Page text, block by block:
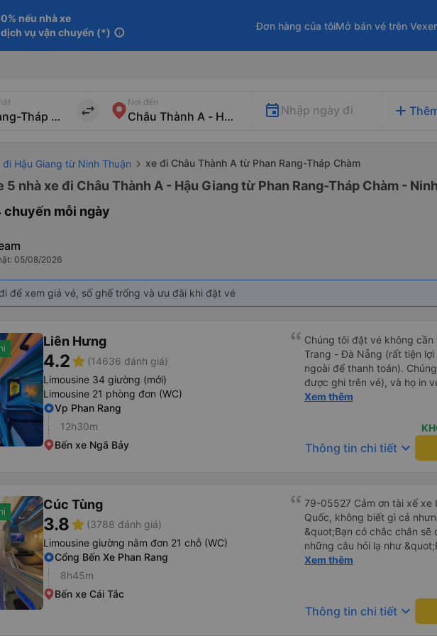
nếu nhà xe
vụ vận chuyển (*) info
Đơn hàng của tôiMở bán vé trên
import_export
Nơi đến
Nhập ngày đi add
đi Hậu Giang từ Ninh Thuận xe đi Châu Thành A từ Phan Rang-Tháp Chàm
5 nhà xe đi Châu Thành A - Hậu Giang từ Phan Rang-Tháp Chàm -
chuyến mỗi ngày
05/08/2026
để xem giá vé, số ghế trống và ưu đãi khi đặt vé
Liên Hưng
4.2star (14636 đánh giá)
Limousine 34 giường (mới)
Limousine 21 phòng đơn (WC)
Vp Phan Rang
12h30m
Bến xe Ngã Bảy
Chúng tôi đặt vé không
Trang - Đà Nẵng (rất tiện
ngoài để thanh toán).
được ghi trên vé), và họ in
tôi cũng quyết định mua vé
buýt nhỏ đến điểm hẹn,
Tôi khuyên bạn nên mang
mỏng, vì thỉnh thoảng trời
từ Đà Nẵng (bến xe Đà
loại xe buýt khác với ba
nhưng vẫn khá thoải mái và
đi 8-10 tiếng ngồi một chỗ.
Trang và sau đó được đưa
cũng vận chuyển hàng hóa
Xem thêm
Thông tin chi tiết keyboard_arrow_down
Cúc Tùng
3.8star (3788 đánh giá)
Limousine giường nằm đơn 21 chỗ (WC)
Cổng Bến Xe Phan Rang
8h45m
Bến xe Cái Tắc
79-05527 Cảm ơn tài xế xe
Quốc, không biết gì cả
&quot;Bạn có chắc chắn sẽ
những câu hỏi lạ như
sạn của chúng tôi
và thậm chí còn đón tôi tại
buổi sáng. ngu ngốc đến
Xem thêm
Thông tin chi tiết keyboard_arrow_down